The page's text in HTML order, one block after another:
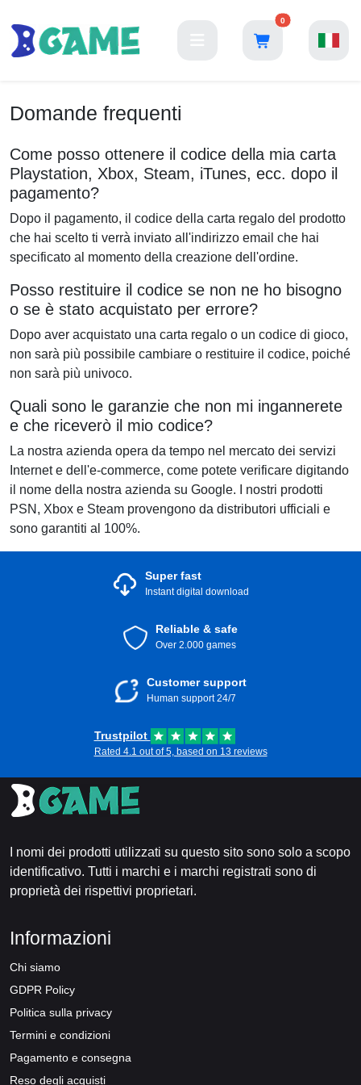
0
Domande frequenti
Come posso ottenere il codice della mia carta
Playstation, Xbox, Steam, iTunes, ecc. dopo il
pagamento?
Dopo il pagamento, il codice della carta regalo del prodotto
che hai scelto ti verrà inviato all'indirizzo email che hai
specificato al momento della creazione dell'ordine.
Posso restituire il codice se non ne ho bisogno
o se è stato acquistato per errore?
Dopo aver acquistato una carta regalo o un codice di gioco,
non sarà più possibile cambiare o restituire il codice, poiché
non sarà più univoco.
Quali sono le garanzie che non mi ingannerete
e che riceverò il mio codice?
La nostra azienda opera da tempo nel mercato dei servizi
Internet e dell'e-commerce, come potete verificare digitando
il nome della nostra azienda su Google. I nostri prodotti
PSN, Xbox e Steam provengono da distributori ufficiali e
sono garantiti al 100%.
Super fast
Instant digital download
Reliable & safe
Over 2.000 games
Customer support
Human support 24/7
Trustpilot
Rated 4.1 out of 5, based on 13 reviews
I nomi dei prodotti utilizzati su questo sito sono solo a scopo
identificativo. Tutti i marchi e i marchi registrati sono di
proprietà dei rispettivi proprietari.
Informazioni
Chi siamo
GDPR Policy
Politica sulla privacy
Termini e condizioni
Pagamento e consegna
Reso degli acquisti